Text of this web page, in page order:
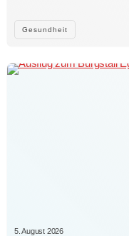
Gesundheit
5. August 2026